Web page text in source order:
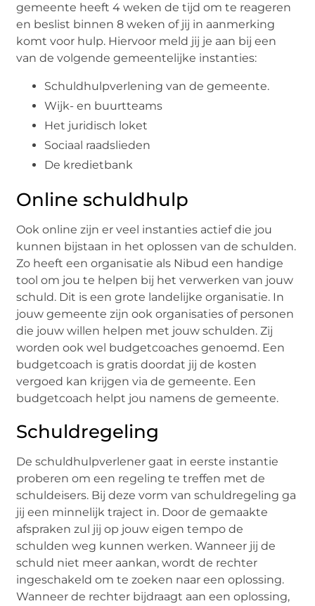
gemeente heeft 4 weken de tijd om te reageren
en beslist binnen 8 weken of jij in aanmerking
komt voor hulp. Hiervoor meld jij je aan bij een
van de volgende gemeentelijke instanties:
Schuldhulpverlening van de gemeente.
Wijk- en buurtteams
Het juridisch loket
Sociaal raadslieden
De kredietbank
Online schuldhulp
Ook online zijn er veel instanties actief die jou
kunnen bijstaan in het oplossen van de schulden.
Zo heeft een organisatie als Nibud een handige
tool om jou te helpen bij het verwerken van jouw
schuld. Dit is een grote landelijke organisatie. In
jouw gemeente zijn ook organisaties of personen
die jouw willen helpen met jouw schulden. Zij
worden ook wel budgetcoaches genoemd. Een
budgetcoach is gratis doordat jij de kosten
vergoed kan krijgen via de gemeente. Een
budgetcoach helpt jou namens de gemeente.
Schuldregeling
De schuldhulpverlener gaat in eerste instantie
proberen om een regeling te treffen met de
schuldeisers. Bij deze vorm van schuldregeling ga
jij een minnelijk traject in. Door de gemaakte
afspraken zul jij op jouw eigen tempo de
schulden weg kunnen werken. Wanneer jij de
schuld niet meer aankan, wordt de rechter
ingeschakeld om te zoeken naar een oplossing.
Wanneer de rechter bijdraagt aan een oplossing,